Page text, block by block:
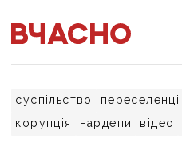
суспільство переселенці
корупція
нардепи відео